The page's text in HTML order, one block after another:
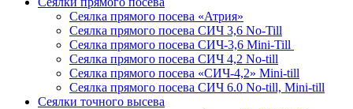
Сеялка прямого посева «Атрия»
Сеялка прямого посева СИЧ 3,6 No-Till
Сеялка прямого посева СИЧ-3,6 Mini-Till
Сеялка прямого посева СИЧ 4,2 No-till
Сеялка прямого посева «СИЧ-4,2» Mini-till
Сеялка прямого посева СИЧ 6.0 No-till, Mini-till
Сеялки точного высева